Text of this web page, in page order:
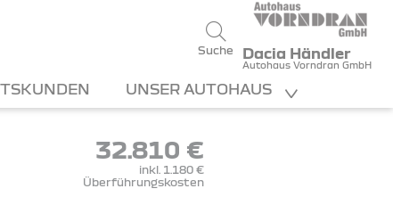
Suche Dacia Händler
Autohaus Vorndran GmbH
UNSER AUTOHAUS
32.810 €
inkl. 1.180 €
Überführungskosten